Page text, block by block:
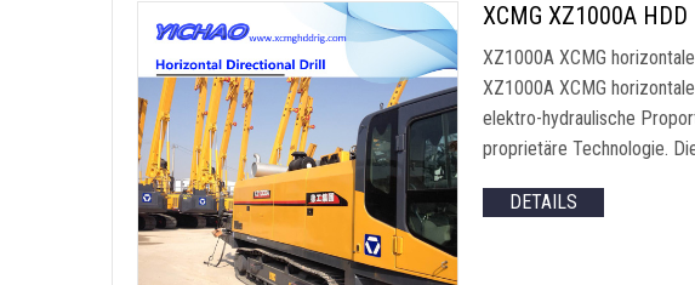
XCMG XZ1000A
XZ1000A XCMG
XZ1000A XCMG
elektro-hydraulische
proprietäre Technologie.
DETAILS